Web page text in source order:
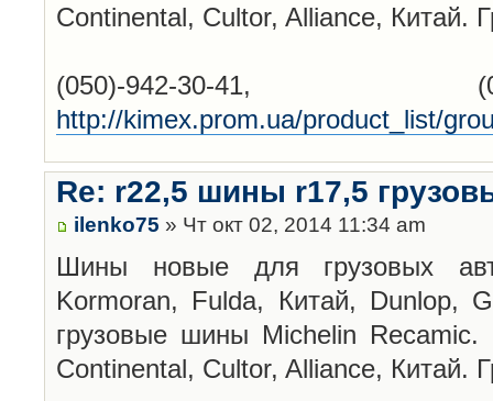
Continental, Cultor, Alliance, Китай.
(050)-942-30-41,
http://kimex.prom.ua/product_list/
Re: r22,5 шины r17,5
ilenko75 » Чт окт 02, 2014 11:34 am
Шины новые для грузовых
Kormoran, Fulda, Китай, Dunlop,
грузовые шины Michelin
Continental, Cultor, Alliance, Китай.